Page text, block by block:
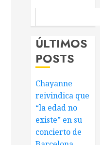
ÚLTIMOS
POSTS
Chayanne
reivindica que
“la edad no
existe” en su
concierto de